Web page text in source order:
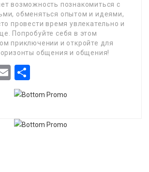
возможность познакомиться с
обменяться опытом и идеями,
провести время увлекательно и
Попробуйте себя в этом
приключении и откройте для
общения и общения!
Email